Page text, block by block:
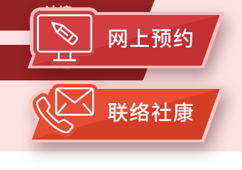
油塘
大埔